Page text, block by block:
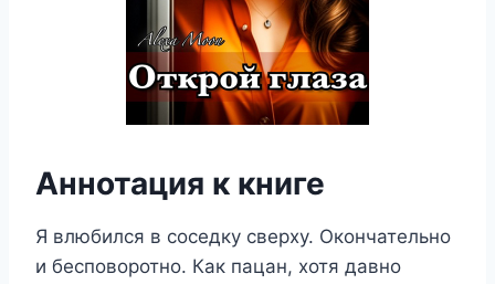
Аннотация к книге
Я влюбился в соседку сверху. Окончательно
и бесповоротно. Как пацан, хотя давно